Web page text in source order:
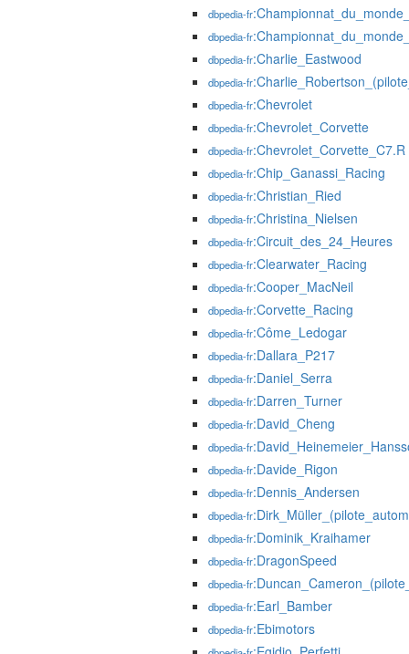
dbpedia-fr
dbpedia-fr
dbpedia-fr:Charlie_Eastwood
dbpedia-fr
dbpedia-fr:Chevrolet
dbpedia-fr:Chevrolet_Corvette
dbpedia-fr:Chevrolet_Corvette_C7.R
dbpedia-fr:Chip_Ganassi_Racing
dbpedia-fr:Christian_Ried
dbpedia-fr:Christina_Nielsen
dbpedia-fr:Circuit_des_24_Heures
dbpedia-fr:Clearwater_Racing
dbpedia-fr:Cooper_MacNeil
dbpedia-fr:Corvette_Racing
dbpedia-fr:Côme_Ledogar
dbpedia-fr:Dallara_P217
dbpedia-fr:Daniel_Serra
dbpedia-fr:Darren_Turner
dbpedia-fr:David_Cheng
dbpedia-fr
dbpedia-fr:Davide_Rigon
dbpedia-fr:Dennis_Andersen
dbpedia-fr
dbpedia-fr:Dominik_Kraihamer
dbpedia-fr:DragonSpeed
dbpedia-fr
dbpedia-fr:Earl_Bamber
dbpedia-fr:Ebimotors